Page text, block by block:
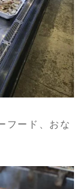
フード、おな